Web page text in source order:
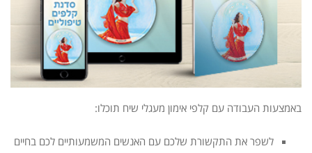
באמצעות העבודה עם קלפי אימון מעגלי שיח תוכלו:
לשפר את התקשורת שלכם עם האנשים המשמעותיים לכם בחיים